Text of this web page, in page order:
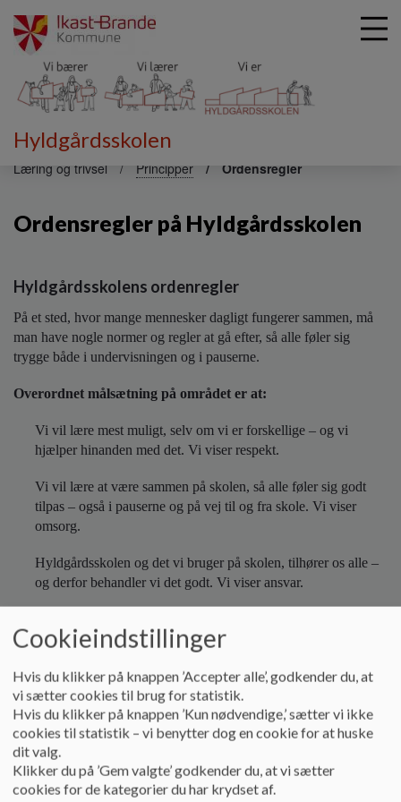
Hyldgårdsskolen
Læring og trivsel Principper Ordensregler
Ordensregler på Hyldgårdsskolen
Hyldgårdsskolens ordenregler
På et sted, hvor mange mennesker dagligt fungerer sammen, må
man have nogle normer og regler at gå efter, så alle føler sig
trygge både i undervisningen og i pauserne.
Overordnet målsætning på området er at:
Vi vil lære mest muligt, selv om vi er forskellige – og vi
hjælper hinanden med det. Vi viser respekt.
Vi vil lære at være sammen på skolen, så alle føler sig godt
tilpas – også i pauserne og på vej til og fra skole. Vi viser
omsorg.
Hyldgårdsskolen og det vi bruger på skolen, tilhører os alle –
og derfor behandler vi det godt. Vi viser ansvar.
Elevernes transport til og fra skole er forældrenes ansvar. Skolen
giver færdselsundervisning bl.a. gå- og cykleprøver til støtte for
barnet og hjemmet.
Skolen åbner om morgenen kl. 7.50, hvorefter der føres tilsyn
med eleverne. Forældre, der har behov for pasning om morgenen,
henvises til SFO’ens tilbud om morgenmodul.
Cookieindstillinger
Hvis du klikker på knappen ’Accepter alle’, godkender du, at
vi sætter cookies til brug for statistik.
Hvis du klikker på knappen ’Kun nødvendige,’ sætter vi ikke
cookies til statistik – vi benytter dog en cookie for at huske
dit valg.
Klikker du på ’Gem valgte’ godkender du, at vi sætter
cookies for de kategorier du har krydset af.